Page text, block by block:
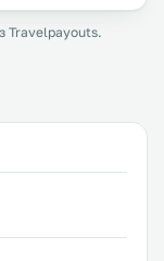
Travelpayouts.